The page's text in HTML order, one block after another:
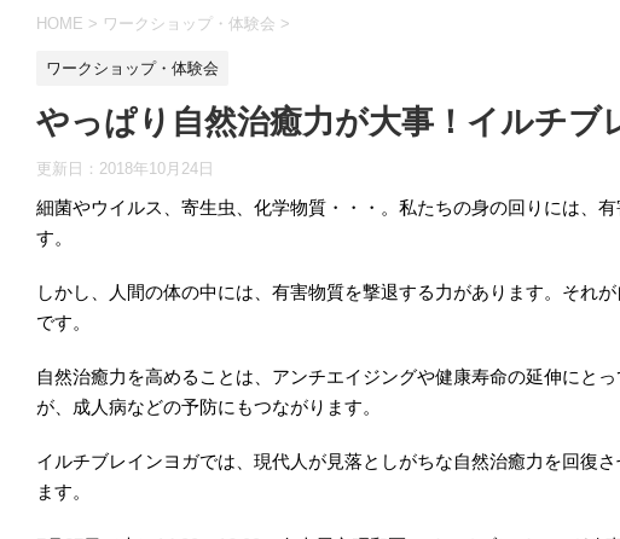
HOME > ワークショップ・体験会 >
ワークショップ・体験会
やっぱり自然治癒力が大事！イルチブ
更新日： 2018年10月24日
細菌やウイルス、寄生虫、化学物質・・・。私たちの身の回りには、
す。
しかし、人間の体の中には、有害物質を撃退する力があります。それ
です。
自然治癒力を高めることは、アンチエイジングや健康寿命の延伸にと
が、成人病などの予防にもつながります。
イルチブレインヨガでは、現代人が見落としがちな自然治癒力を回復
ます。